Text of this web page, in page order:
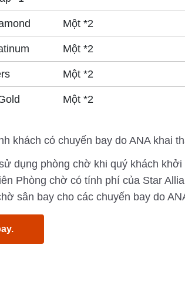
Một *2
Một *2
Một *2
Một *2
khách có chuyến bay do ANA khai
dụng phòng chờ khi quý khách
Phòng chờ có tính phí của Star
sân bay cho các chuyến bay do